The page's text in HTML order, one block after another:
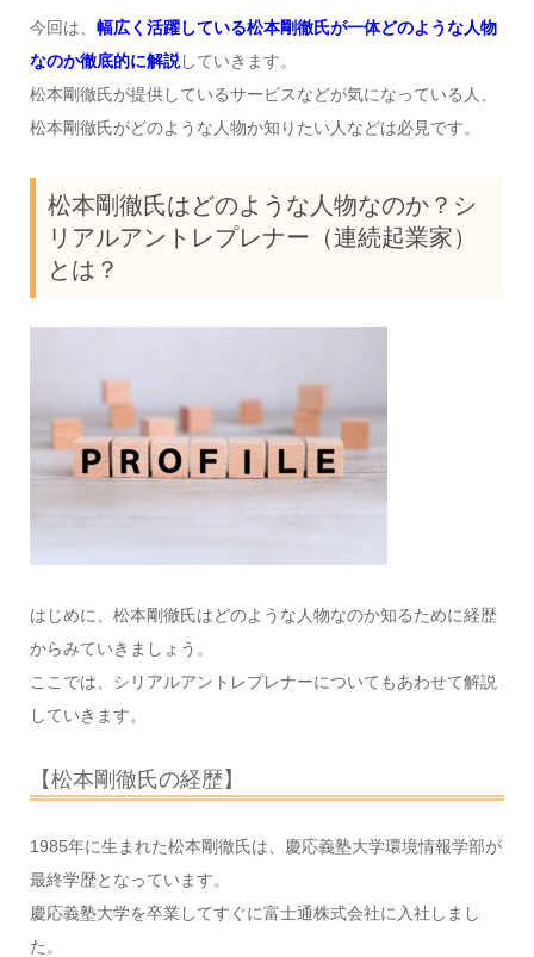
今回は、 幅広く活躍している松本剛徹氏が一体どのような人物
なのか徹底的に解説していきます。
松本剛徹氏が提供しているサービスなどが気になっている人、
松本剛徹氏がどのような人物か知りたい人などは必見です。
松本剛徹氏はどのような人物なのか？シ
リアルアントレプレナー（連続起業家）
とは？
はじめに、松本剛徹氏はどのような人物なのか知るために経歴
からみていきましょう。
ここでは、シリアルアントレプレナーについてもあわせて解説
していきます。
【松本剛徹氏の経歴】
1985年に生まれた松本剛徹氏は、慶応義塾大学環境情報学部が
最終学歴となっています。
慶応義塾大学を卒業してすぐに富士通株式会社に入社しまし
た。